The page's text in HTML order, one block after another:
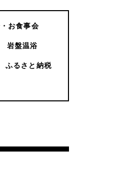
お食事会
岩盤温浴
ふるさと納税